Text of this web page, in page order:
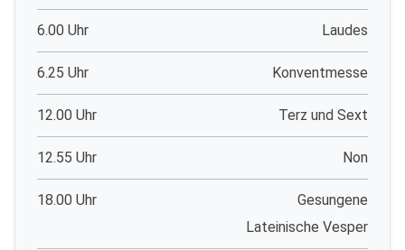
6.00 Uhr Laudes
6.25 Uhr Konventmesse
12.00 Uhr Terz und Sext
12.55 Uhr Non
18.00 Uhr
Gesungene
Lateinische Vesper